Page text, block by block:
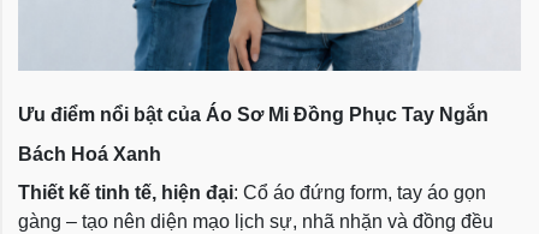
Ưu điểm nổi bật của Áo Sơ Mi Đồng Phục Tay Ngắn
Bách Hoá Xanh
Thiết kế tinh tế, hiện đại: Cổ áo đứng form, tay áo gọn
gàng – tạo nên diện mạo lịch sự, nhã nhặn và đồng đều